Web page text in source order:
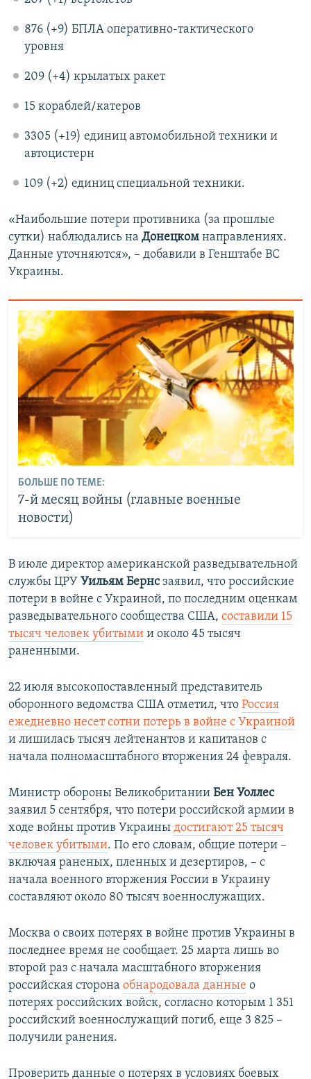
876 (+9) БПЛА оперативно-тактического
уровня
209 (+4) крылатых ракет
15 кораблей/катеров
3305 (+19) единиц автомобильной техники и
автоцистерн
109 (+2) единиц специальной техники.
«Наибольшие потери противника (за прошлые
сутки) наблюдались на Донецком направлениях.
Данные уточняются», – добавили в Генштабе ВС
Украины.
БОЛЬШЕ ПО ТЕМЕ:
7-й месяц войны (главные военные
новости)
В июле директор американской разведывательной
службы ЦРУ Уильям Бернсзаявил, что российские
потери в войне с Украиной, по последним оценкам
разведывательного сообщества США, составили 15
тысяч человек убитыми и около 45 тысяч
раненными.
22 июля высокопоставленный представитель
оборонного ведомства США отметил, что Россия
ежедневно несет сотни потерь в войне с Украиной
и лишилась тысяч лейтенантов и капитанов с
начала полномасштабного вторжения 24 февраля.
Министр обороны Великобритании Бен Уоллес
заявил 5 сентября, что потери российской армии в
ходе войны против Украины достигают 25 тысяч
человек убитыми. По его словам, общие потери –
включая раненых, пленных и дезертиров, – с
начала военного вторжения России в Украину
составляют около 80 тысяч военнослужащих.
Москва о своих потерях в войне против Украины в
последнее время не сообщает. 25 марта лишь во
второй раз с начала масштабного вторжения
российская сторона обнародовала данные о
потерях российских войск, согласно которым 1 351
российский военнослужащий погиб, еще 3 825 –
получили ранения.
Проверить данные о потерях в условиях боевых